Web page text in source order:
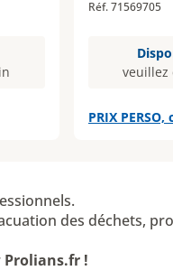
Réf. 71569705
veuillez
PRIX
des déchets,
Prolians.fr !